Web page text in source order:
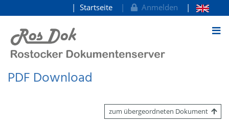
zum Inhalt
Startseite Anmelden
PDF Download
zum übergeordneten Dokument